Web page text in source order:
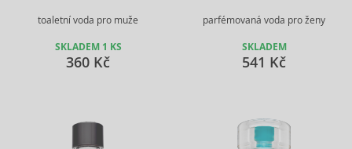
toaletní voda pro muže
SKLADEM 1 KS
360 Kč
parfémovaná voda pro ženy
SKLADEM
541 Kč